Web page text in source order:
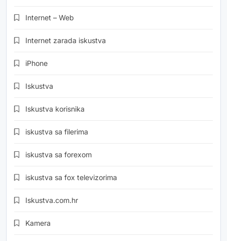
Internet – Web
Internet zarada iskustva
iPhone
Iskustva
Iskustva korisnika
iskustva sa filerima
iskustva sa forexom
iskustva sa fox televizorima
Iskustva.com.hr
Kamera